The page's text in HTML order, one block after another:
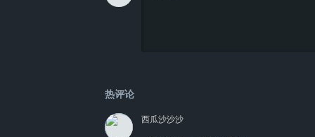
热评论
西瓜沙沙沙